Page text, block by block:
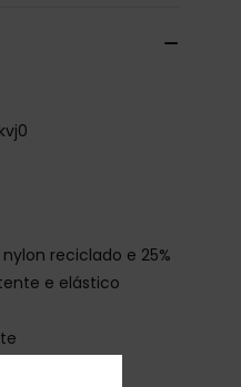
kvj0
reciclado e 25%
e elástico